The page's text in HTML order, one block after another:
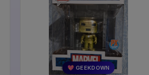
💖 GEEKDOWN